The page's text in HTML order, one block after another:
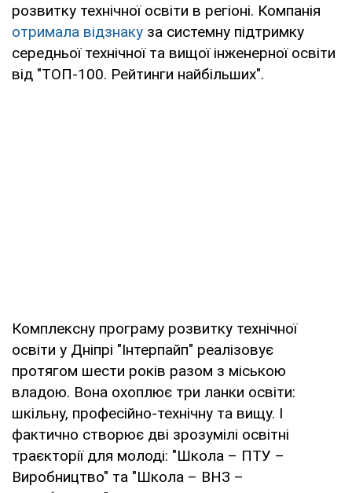
розвитку технічної освіти в регіоні. Компанія
отримала відзнаку за системну підтримку
середньої технічної та вищої інженерної освіти
від "ТОП-100. Рейтинги найбільших".
Комплексну програму розвитку технічної
освіти у Дніпрі "Інтерпайп" реалізовує
протягом шести років разом з міською
владою. Вона охоплює три ланки освіти:
шкільну, професійно-технічну та вищу. І
фактично створює дві зрозумілі освітні
траєкторії для молоді: "Школа – ПТУ –
Виробництво" та "Школа – ВНЗ –